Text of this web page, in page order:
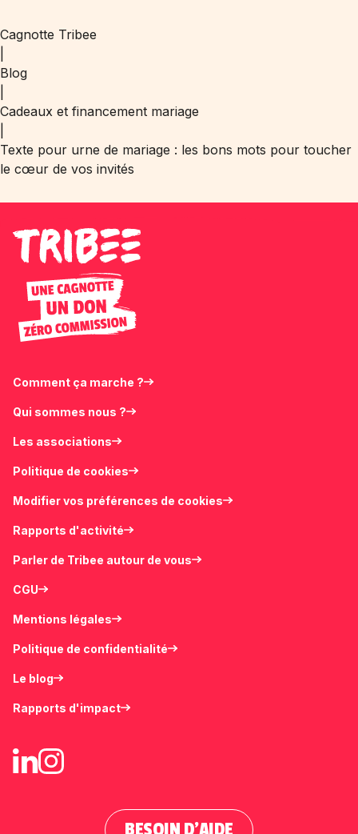
Cagnotte Tribee
Blog
Cadeaux et financement mariage
Texte pour urne de mariage : les bons mots pour toucher
le cœur de vos invités
Comment ça marche ?
Qui sommes nous ?
Les associations
Politique de cookies
Modifier vos préférences de cookies
Rapports d'activité
Parler de Tribee autour de vous
CGU
Mentions légales
Politique de confidentialité
Le blog
Rapports d'impact
BESOIN D'AIDE